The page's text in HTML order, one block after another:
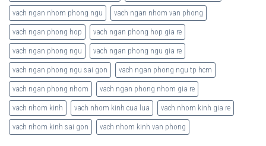
vach ngan nhom phong ngu vach ngan nhom van phong
vach ngan phong hop vach ngan phong hop gia re
vach ngan phong ngu vach ngan phong ngu gia re
vach ngan phong ngu sai gon vach ngan phong ngu tp hcm
vach ngan phong nhom vach ngan phong nhom gia re
vach nhom kinh vach nhom kinh cua lua vach nhom kinh gia re
vach nhom kinh sai gon vach nhom kinh van phong